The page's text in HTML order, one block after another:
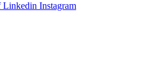
Linkedin Instagram